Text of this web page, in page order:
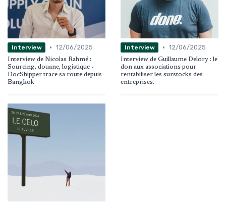
Interview • 12/06/2025
Interview de Nicolas Rahmé :
Sourcing, douane, logistique -
DocShipper trace sa route depuis
Bangkok
Interview • 12/06/2025
Interview de Guillaume Delory : le
don aux associations pour
rentabiliser les surstocks des
entreprises.